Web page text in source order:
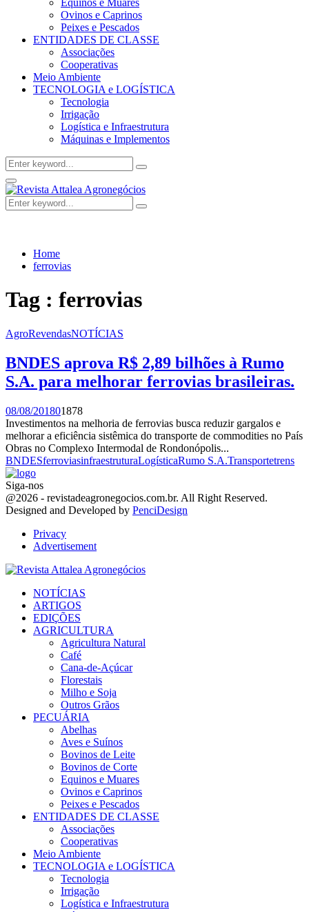
Equinos e Muares
Ovinos e Caprinos
Peixes e Pescados
ENTIDADES DE CLASSE
Associações
Cooperativas
Meio Ambiente
TECNOLOGIA e LOGÍSTICA
Tecnologia
Irrigação
Logística e Infraestrutura
Máquinas e Implementos
Search
for:
Search
Facebook
Twitter
Instagram
Linkedin
Youtube
Email
Primary
Menu
Search
for:
Search
Home
ferrovias
Tag : ferrovias
AgroRevendasNOTÍCIAS
BNDES aprova R$ 2,89 bilhões à Rumo
S.A. para melhorar ferrovias brasileiras.
08/08/201801878
Investimentos na melhoria de ferrovias busca reduzir gargalos e
melhorar a eficiência sistêmica do transporte de commodities no País
Obras no Complexo Intermodal de Rondonópolis...
BNDESferroviasinfraestruturaLogísticaRumo S.A.Transportetrens
Siga-nos
Facebook
Twitter
Instagram
Linkedin
Youtube
Email
@2026 - revistadeagronegocios.com.br. All Right Reserved.
Designed and Developed by PenciDesign
Privacy
Advertisement
NOTÍCIAS
ARTIGOS
EDIÇÕES
AGRICULTURA
Agricultura Natural
Café
Cana-de-Açúcar
Florestais
Milho e Soja
Outros Grãos
PECUÁRIA
Abelhas
Aves e Suínos
Bovinos de Leite
Bovinos de Corte
Equinos e Muares
Ovinos e Caprinos
Peixes e Pescados
ENTIDADES DE CLASSE
Associações
Cooperativas
Meio Ambiente
TECNOLOGIA e LOGÍSTICA
Tecnologia
Irrigação
Logística e Infraestrutura